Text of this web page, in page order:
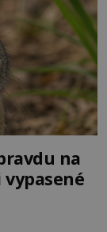
na